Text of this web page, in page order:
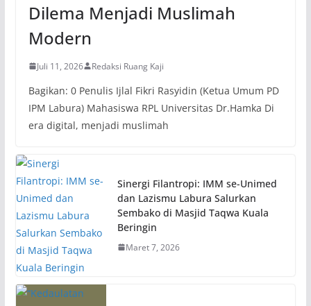
Dilema Menjadi Muslimah
Modern
Juli 11, 2026 Redaksi Ruang Kaji
Bagikan: 0 Penulis Ijlal Fikri Rasyidin (Ketua Umum PD
IPM Labura) Mahasiswa RPL Universitas Dr.Hamka Di
era digital, menjadi muslimah
Sinergi Filantropi: IMM se-Unimed
dan Lazismu Labura Salurkan
Sembako di Masjid Taqwa Kuala
Beringin
Maret 7, 2026